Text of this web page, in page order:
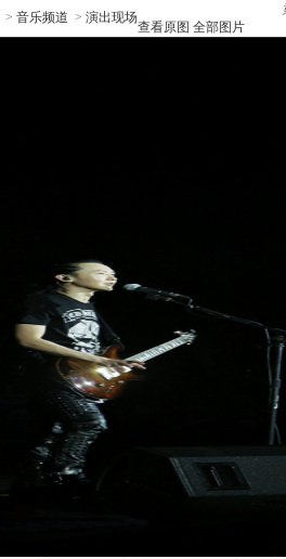
> 音乐频道 > 演出现场
查看原图 全部图片